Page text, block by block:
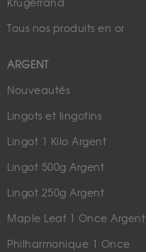
Krugerrand
Tous nos produits en or
ARGENT
Nouveautés
Lingots et lingotins
Lingot 1 Kilo Argent
Lingot 500g Argent
Lingot 250g Argent
Maple Leaf 1 Once Argent
Philharmonique 1 Once